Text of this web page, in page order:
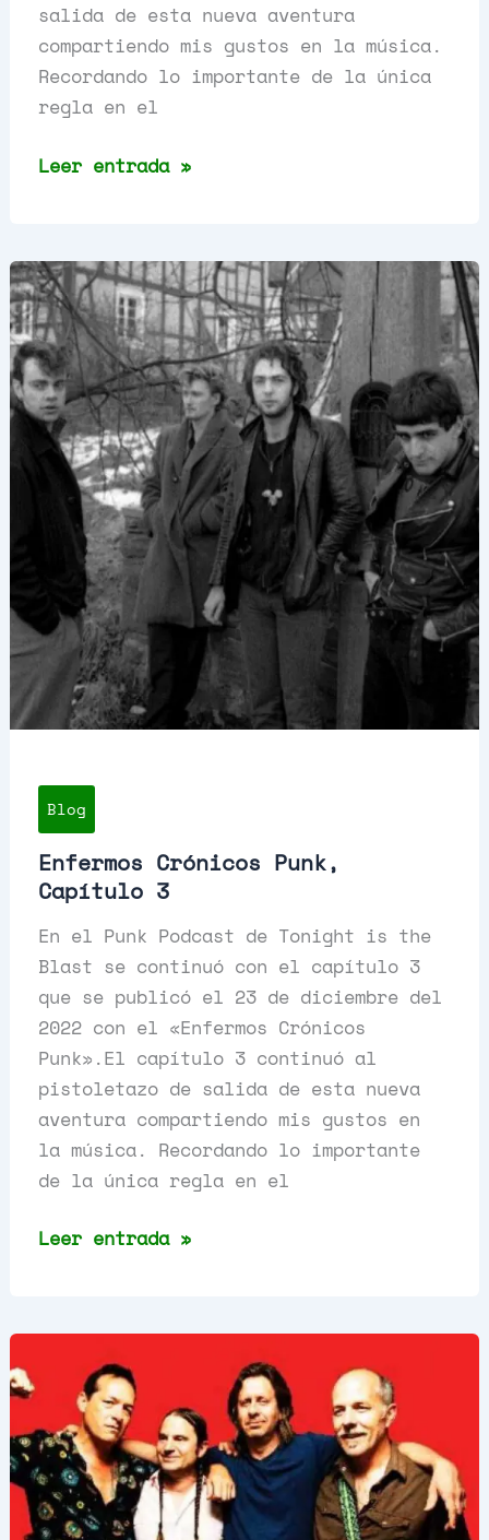
salida de esta nueva aventura
compartiendo mis gustos en la música.
Recordando lo importante de la única
regla en el
Adiós
Capítulo
4
Leer entrada »
Blog
Enfermos Crónicos Punk,
Capítulo 3
En el Punk Podcast de Tonight is the
Blast se continuó con el capítulo 3
que se publicó el 23 de diciembre del
2022 con el «Enfermos Crónicos
Punk».El capítulo 3 continuó al
pistoletazo de salida de esta nueva
aventura compartiendo mis gustos en
la música. Recordando lo importante
de la única regla en el
Enfermos
Capítulo
Leer entrada »